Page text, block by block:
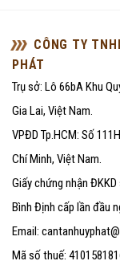
CÔNG TY
PHÁT
Trụ sở: Lô 66bA Khu
Gia Lai, Việt Nam.
VPĐD Tp.HCM: Số
Chí Minh, Việt Nam.
Giấy chứng nhận
Bình Định cấp lần đầu
Email:
Mã số thuế: